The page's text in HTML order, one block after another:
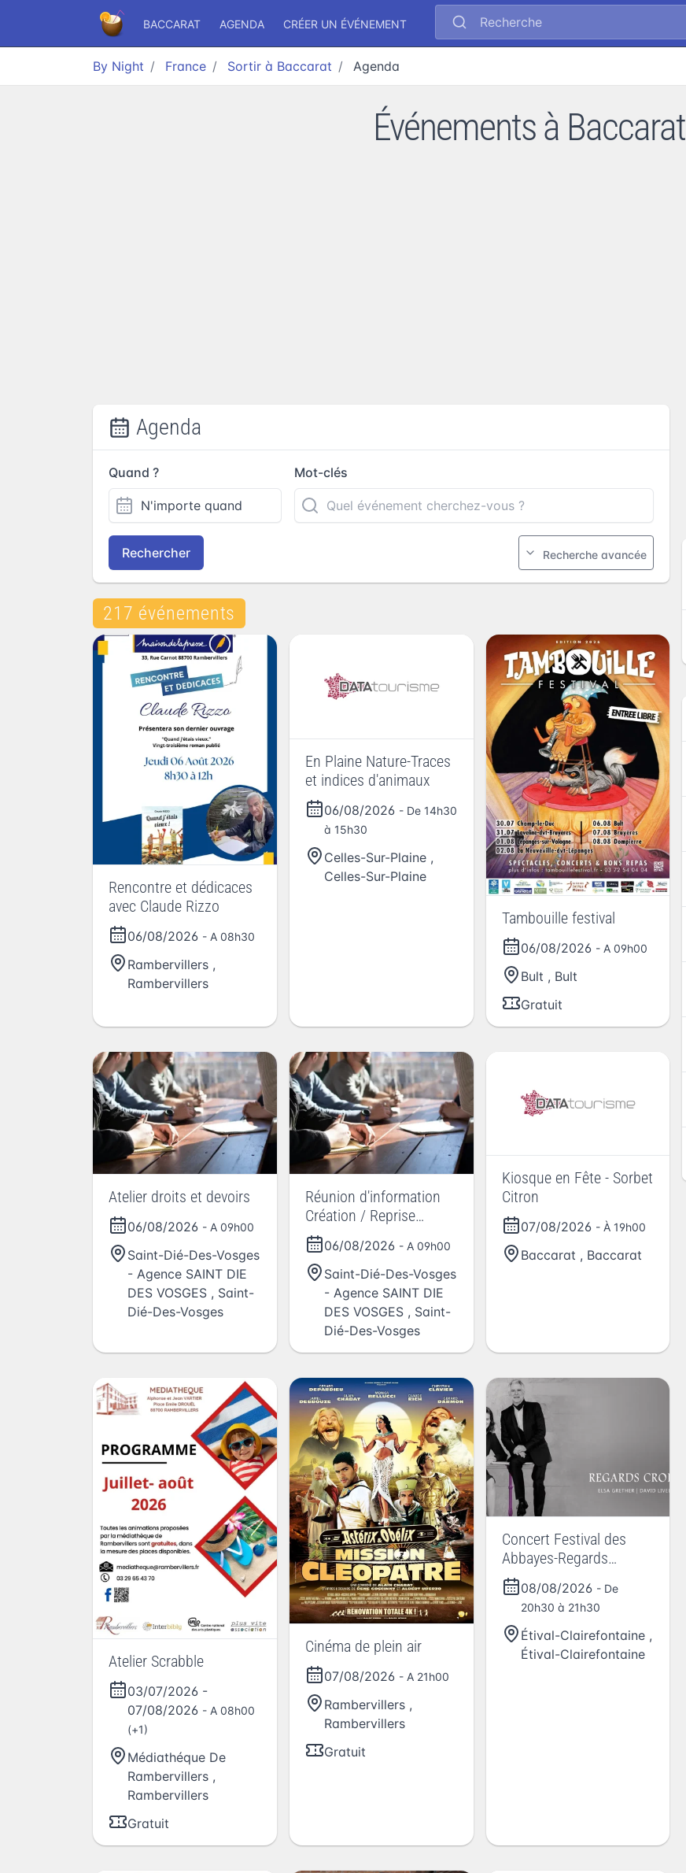
BACCARAT AGENDA CRÉER UN ÉVÉNEMENT Recherche
By Night France Sortir à Baccarat Agenda
Événements à Baccarat
Agenda
Quand ? Mot-clés
Rechercher Recherche avancée
217 événements
Rencontre et dédicaces
avec Claude Rizzo
06/08/2026 - A 08h30
Rambervillers ,
Rambervillers
En Plaine Nature-Traces
et indices d'animaux
06/08/2026 - De 14h30
à 15h30
Celles-Sur-Plaine ,
Celles-Sur-Plaine
Tambouille festival
06/08/2026 - A 09h00
Bult , Bult
Gratuit
Atelier droits et devoirs
06/08/2026 - A 09h00
Saint-Dié-Des-Vosges
- Agence SAINT DIE
DES VOSGES , Saint-
Dié-Des-Vosges
Réunion d'information
Création / Reprise
d'entreprise artisanale
06/08/2026 - A 09h00
Saint-Dié-Des-Vosges
- Agence SAINT DIE
DES VOSGES , Saint-
Dié-Des-Vosges
Kiosque en Fête - Sorbet
Citron
07/08/2026 - À 19h00
Baccarat , Baccarat
Atelier Scrabble
03/07/2026 -
07/08/2026 - A 08h00
(+1)
Médiathéque De
Rambervillers ,
Rambervillers
Gratuit
Cinéma de plein air
07/08/2026 - A 21h00
Rambervillers ,
Rambervillers
Gratuit
Concert Festival des
Abbayes-Regards
croisés Elsa Grether et
David Lively
08/08/2026 - De
20h30 à 21h30
Étival-Clairefontaine ,
Étival-Clairefontaine